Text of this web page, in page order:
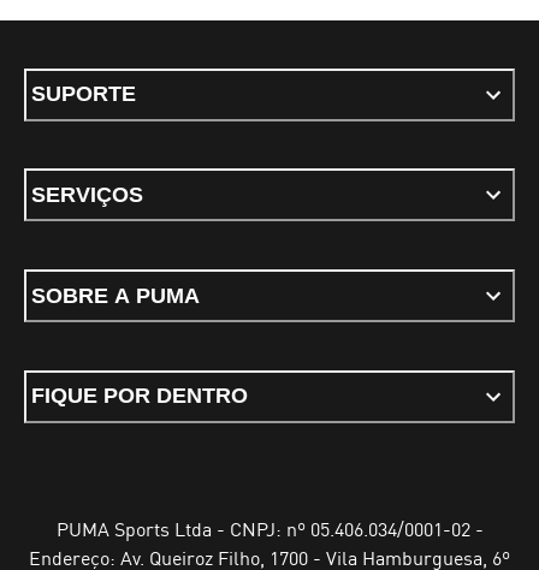
SUPORTE
SERVIÇOS
SOBRE A PUMA
FIQUE POR DENTRO
PUMA Sports Ltda - CNPJ: nº 05.406.034/0001-02 -
Endereço: Av. Queiroz Filho, 1700 - Vila Hamburguesa, 6º